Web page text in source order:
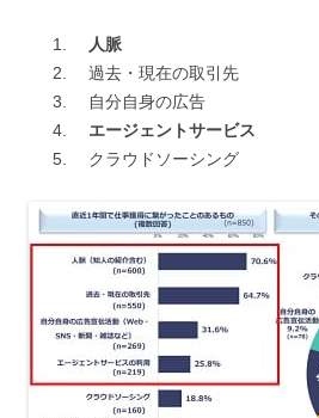
人脈
過去・現在の取引先
自分自身の広告
エージェントサービス
クラウドソーシング